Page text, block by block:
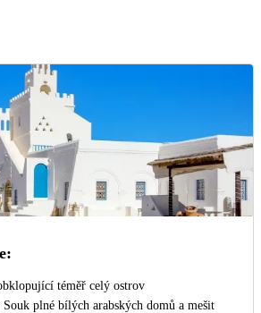
téměř celý ostrov
plné bílých arabských domů a mešit